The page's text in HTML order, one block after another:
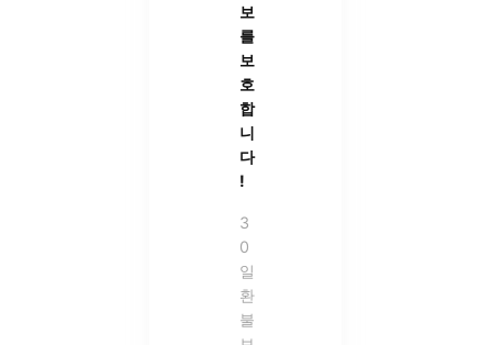
보
를
보
호
합
니
다
!
3
0
일
환
불